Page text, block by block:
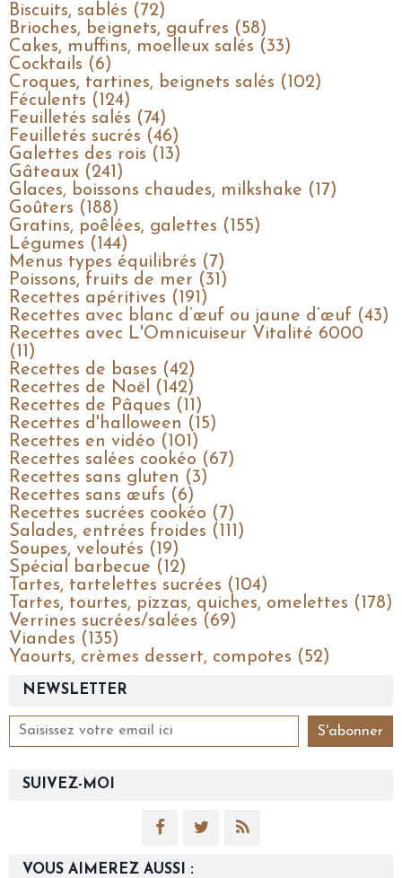
NEWSLETTER
SUIVEZ-MOI
VOUS AIMEREZ AUSSI :
Biscuits, sablés (72)
Brioches, beignets, gaufres (58)
Cakes, muffins, moelleux salés (33)
Cocktails (6)
Croques, tartines, beignets salés (102)
Féculents (124)
Feuilletés salés (74)
Feuilletés sucrés (46)
Galettes des rois (13)
Gâteaux (241)
Glaces, boissons chaudes, milkshake (17)
Goûters (188)
Gratins, poêlées, galettes (155)
Légumes (144)
Menus types équilibrés (7)
Poissons, fruits de mer (31)
Recettes apéritives (191)
Recettes avec blanc d’œuf ou jaune d’œuf (43)
Recettes avec L'Omnicuiseur Vitalité 6000
(11)
Recettes de bases (42)
Recettes de Noël (142)
Recettes de Pâques (11)
Recettes d'halloween (15)
Recettes en vidéo (101)
Recettes salées cookéo (67)
Recettes sans gluten (3)
Recettes sans œufs (6)
Recettes sucrées cookéo (7)
Salades, entrées froides (111)
Soupes, veloutés (19)
Spécial barbecue (12)
Tartes, tartelettes sucrées (104)
Tartes, tourtes, pizzas, quiches, omelettes (178)
Verrines sucrées/salées (69)
Viandes (135)
Yaourts, crèmes dessert, compotes (52)